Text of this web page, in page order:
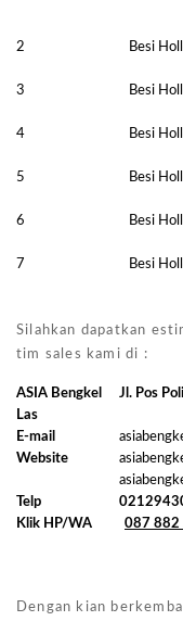
2 Besi
3 Besi
4 Besi
5 Besi
6 Besi
7 Besi
Silahkan dapatkan
tim sales kami di :
ASIA Bengkel
Las
Jl. Pos
E-mail
Website
Telp
Klik HP/WA
087 882
Dengan kian